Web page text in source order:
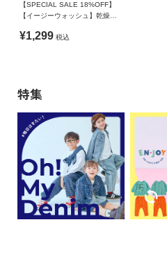
【SPECIAL SALE 18%OFF】
【イージーウォッシュ】乾燥機
パンツ
¥1,299 税込
特集